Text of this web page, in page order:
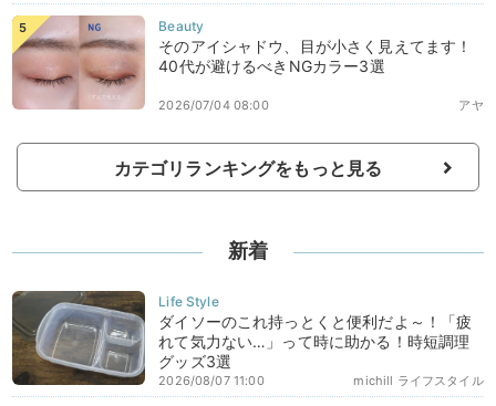
そのアイシャドウ、目が小さく見えてます！
40代が避けるべきNGカラー3選
アヤ
2026/07/04 08:00
カテゴリランキングをもっと見る
新着
ダイソーのこれ持っとくと便利だよ～！「疲
れて気力ない…」って時に助かる！時短調理
グッズ3選
michill ライフスタイル
2026/08/07 11:00